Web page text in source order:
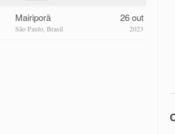
Mairiporã
São Paulo, Brasil
26 out
2023